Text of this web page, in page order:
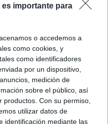
importante para
o accedemos a
como cookies, y
como identificadores
por un dispositivo,
medición de
sobre el público, así
Con su permiso,
utilizar datos de
identificación mediante las